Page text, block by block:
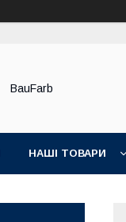
BauFarb
НАШІ ТОВАРИ